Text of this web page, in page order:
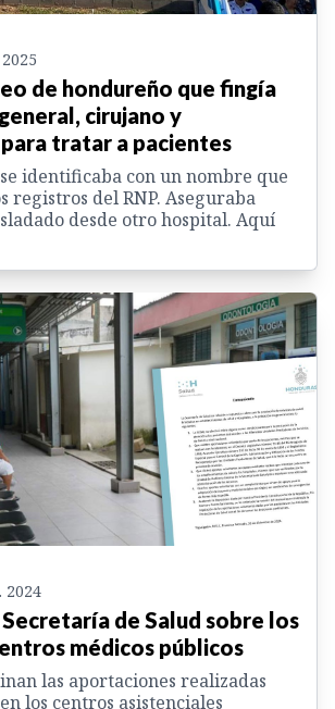
de hondureño que fingía
cirujano y
tratar a pacientes
identificaba con un nombre que
registros del RNP. Aseguraba
desde otro hospital. Aquí
2024
de Salud sobre los
médicos públicos
las aportaciones realizadas
los centros asistenciales